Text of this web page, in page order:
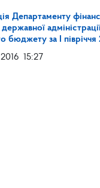
Департаменту
бюджету за І півріччя
15:27